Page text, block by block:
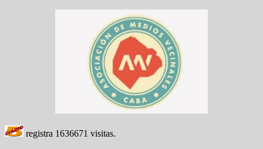
registra 1636671 visitas.